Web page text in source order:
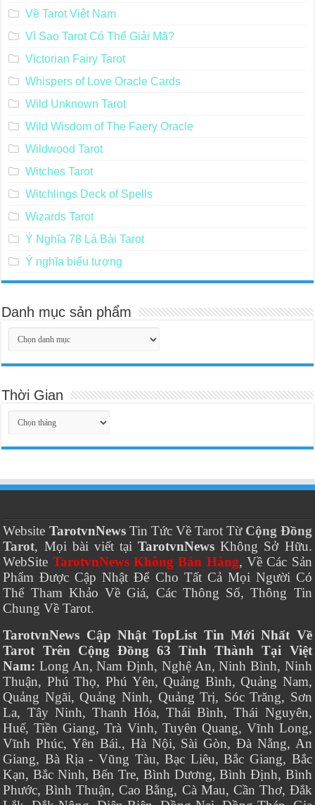
Về Tarot Việt Nam
Vì Sao Tarot Có Thể Giải Mã?
Victorian Fairy Tarot
Whispers of Love Oracle Cards
Wild Unknown Tarot
Wild Wisdom of The Faery Oracle
Wildwood Tarot
Witches Tarot
Witchlings Deck of Spells
Wizards Tarot
Ý Nghĩa 78 Lá Bài Tarot
Ý nghĩa biểu tượng
Danh mục sản phẩm
Thời Gian
Thời
Gian
Website TarotvnNewsTin Tức Về Tarot Từ Cộng Đồng
Tarot, Mọi bài viết tạiTarotvnNews Không Sở Hữu.
WebSite TarotvnNews Không Bán Hàng, Về Các Sản
Phẩm Được Cập Nhật Để Cho Tất Cả Mọi Người Có
Thể Tham Khảo Về Giá, Các Thông Số, Thông Tin
Chung Về Tarot.
TarotvnNews Cập Nhật TopList Tin Mới Nhất Về
Tarot Trên Cộng Đồng 63 Tỉnh Thành Tại Việt
Nam: Long An, Nam Định, Nghệ An, Ninh Bình, Ninh
Thuận, Phú Thọ, Phú Yên, Quảng Bình, Quảng Nam,
Quảng Ngãi, Quảng Ninh, Quảng Trị, Sóc Trăng, Sơn
La, Tây Ninh, Thanh Hóa, Thái Bình, Thái Nguyên,
Huế, Tiền Giang, Trà Vinh, Tuyên Quang, Vĩnh Long,
Vĩnh Phúc, Yên Bái., Hà Nội, Sài Gòn, Đà Nẵng, An
Giang, Bà Rịa - Vũng Tàu, Bạc Liêu, Bắc Giang, Bắc
Kạn, Bắc Ninh, Bến Tre, Bình Dương, Bình Định, Bình
Phước, Bình Thuận, Cao Bằng, Cà Mau, Cần Thơ, Đắk